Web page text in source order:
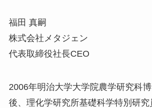
福田 真嗣
株式会社メタジェン
代表取締役社長CEO
2006年明治大学大学院農学研究科
後、理化学研究所基礎科学特別研究